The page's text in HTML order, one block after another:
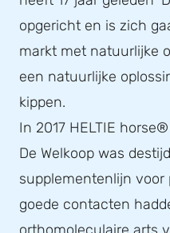
opgericht en is zich
markt met natuurlijke
een natuurlijke
kippen.
In 2017 HELTIE
De Welkoop was
supplementenlijn voor
goede contacten